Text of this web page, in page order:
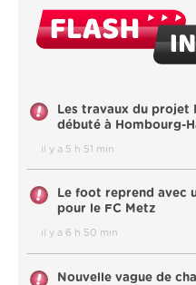
Les travaux du projet
débuté à Hombourg-
il y a 5 h 51 min
Le foot reprend avec
pour le FC Metz
il y a 6 h 50 min
Nouvelle vague de